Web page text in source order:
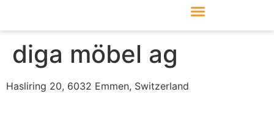
diga möbel ag
Hasliring 20, 6032 Emmen, Switzerland